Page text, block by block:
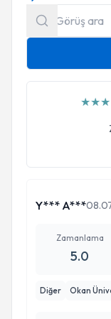
★★★
Y*** A***
Zamanlama
5.0
Diğer Okan